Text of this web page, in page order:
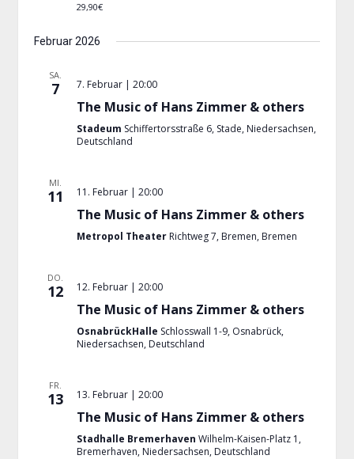
29,90€
Februar 2026
SA.
7 7. Februar | 20:00
The Music of Hans Zimmer & others
Stadeum Schiffertorsstraße 6, Stade, Niedersachsen,
Deutschland
MI.
11 11. Februar | 20:00
The Music of Hans Zimmer & others
Metropol Theater Richtweg 7, Bremen, Bremen
DO.
12 12. Februar | 20:00
The Music of Hans Zimmer & others
OsnabrückHalle Schlosswall 1-9, Osnabrück,
Niedersachsen, Deutschland
FR.
13 13. Februar | 20:00
The Music of Hans Zimmer & others
Stadhalle Bremerhaven Wilhelm-Kaisen-Platz 1,
Bremerhaven, Niedersachsen, Deutschland